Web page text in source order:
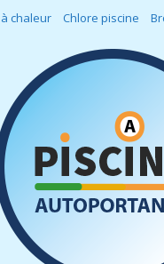
chaleur Chlore piscine